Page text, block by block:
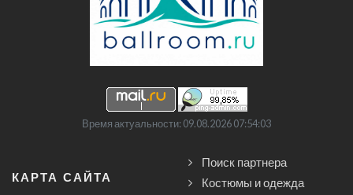
Время актуальности: 09.08.2026 07:54:03
КАРТА САЙТА
Поиск партнера
Костюмы и одежда